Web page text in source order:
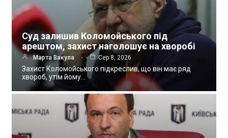
Суд залишив Коломойського під
арештом, захист наголошує на хворобі
Марта Вакула Сер 8, 2026
Захист Коломойського підкреслив, що він має ряд
хвороб, утім йому…